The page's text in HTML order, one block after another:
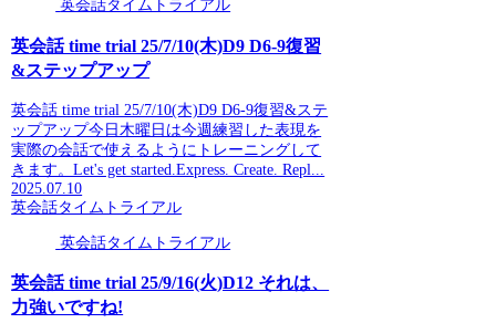
英会話タイムトライアル
英会話 time trial 25/7/10(木)D9 D6-9復習
&ステップアップ
英会話 time trial 25/7/10(木)D9 D6-9復習&ステ
ップアップ今日木曜日は今週練習した表現を
実際の会話で使えるようにトレーニングして
きます。Let's get started.Express. Create. Repl...
2025.07.10
英会話タイムトライアル
英会話タイムトライアル
英会話 time trial 25/9/16(火)D12 それは、
力強いですね!